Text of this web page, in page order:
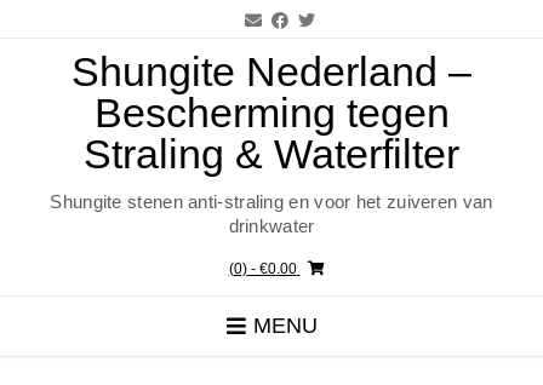
Shungite Nederland –
Bescherming tegen
Straling & Waterfilter
Shungite stenen anti-straling en voor het zuiveren van
drinkwater
(0)- €0.00
MENU